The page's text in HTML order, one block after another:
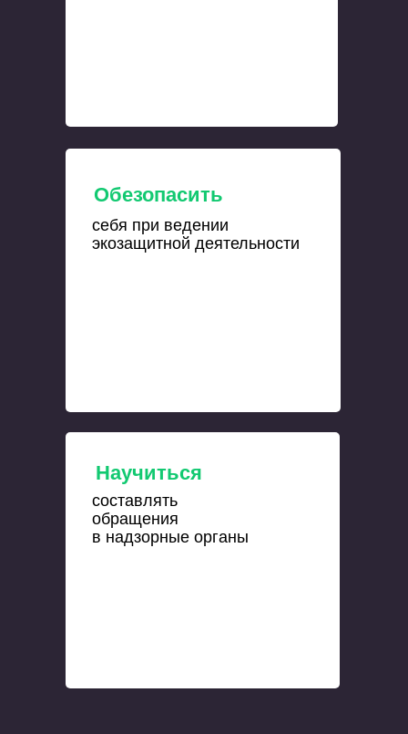
Обезопасить
Научиться
себя при ведении
экозащитной деятельности
составлять
обращения
в надзорные органы